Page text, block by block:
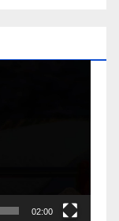
02:00